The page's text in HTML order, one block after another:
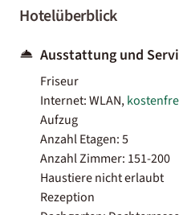
Hotelüberblick
Ausstattung und
Friseur
Internet: WLAN,
Aufzug
Anzahl Etagen: 5
Anzahl Zimmer: 151-200
Haustiere nicht erlaubt
Rezeption